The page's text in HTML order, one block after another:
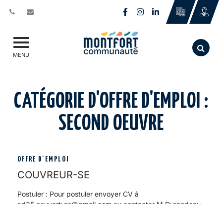
Lien vers le compte
Lien vers le compte
Lien vers le
MENU Aller
CATÉGORIE D'OFFRE D'EMPLOI :
SECOND OEUVRE
OFFRE D'EMPLOI
COUVREUR-SE
Postuler : Pour postuler envoyer CV à